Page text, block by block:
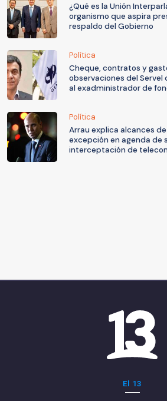
¿Qué es la Unión
organismo que aspira
respaldo del Gobierno
Política
Cheque, contratos y
observaciones del Servel
al exadministrador de
Política
Arrau explica alcances
excepción en agenda de
interceptación de
El 13